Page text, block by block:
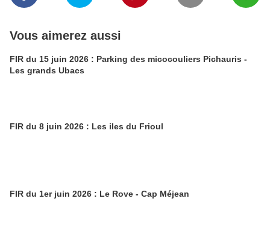
Vous aimerez aussi
FIR du 15 juin 2026 : Parking des micocouliers Pichauris -
Les grands Ubacs
FIR du 8 juin 2026 : Les iles du Frioul
FIR du 1er juin 2026 : Le Rove - Cap Méjean